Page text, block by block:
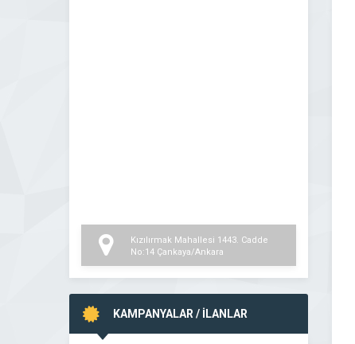
Kızılırmak Mahallesi 1443. Cadde
No:14 Çankaya/Ankara
KAMPANYALAR / İLANLAR